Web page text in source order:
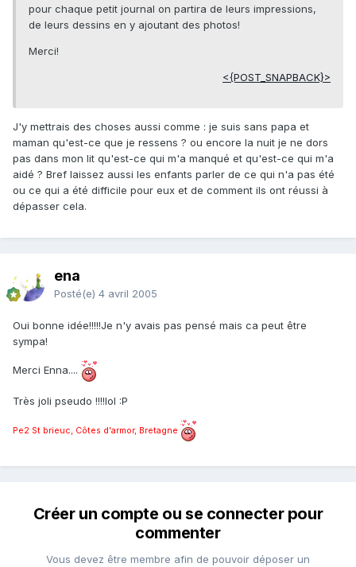
pour chaque petit journal on partira de leurs impressions,
de leurs dessins en y ajoutant des photos!
Merci!
<{POST_SNAPBACK}>
J'y mettrais des choses aussi comme : je suis sans papa et
maman qu'est-ce que je ressens ? ou encore la nuit je ne dors
pas dans mon lit qu'est-ce qui m'a manqué et qu'est-ce qui m'a
aidé ? Bref laissez aussi les enfants parler de ce qui n'a pas été
ou ce qui a été difficile pour eux et de comment ils ont réussi à
dépasser cela.
ena
Posté(e) 4 avril 2005
Oui bonne idée!!!!!Je n'y avais pas pensé mais ca peut être
sympa!
Merci Enna....
Très joli pseudo !!!!lol :P
Pe2 St brieuc, Côtes d'armor, Bretagne
Créer un compte ou se connecter pour
commenter
Vous devez être membre afin de pouvoir déposer un